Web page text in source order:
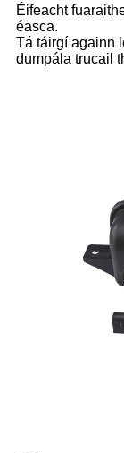
Éifeacht
éasca.
Tá táirgí againn
dumpála trucail